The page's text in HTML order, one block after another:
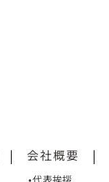
| 会社概要
•代表挨拶
|